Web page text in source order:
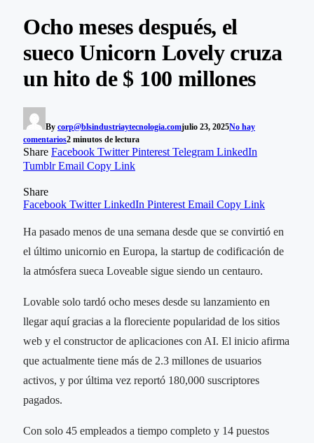
Ocho meses después, el
sueco Unicorn Lovely cruza
un hito de $ 100 millones
By corp@blsindustriaytecnologia.comjulio 23, 2025No hay
comentarios2 minutos de lectura
Share Facebook Twitter Pinterest Telegram LinkedIn
Tumblr Email Copy Link
Share
Facebook Twitter LinkedIn Pinterest Email Copy Link
Ha pasado menos de una semana desde que se convirtió en
el último unicornio en Europa, la startup de codificación de
la atmósfera sueca Loveable sigue siendo un centauro.
Lovable solo tardó ocho meses desde su lanzamiento en
llegar aquí gracias a la floreciente popularidad de los sitios
web y el constructor de aplicaciones con AI. El inicio afirma
que actualmente tiene más de 2.3 millones de usuarios
activos, y por última vez reportó 180,000 suscriptores
pagados.
Con solo 45 empleados a tiempo completo y 14 puestos